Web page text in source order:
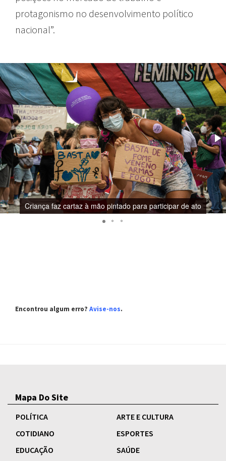
protagonismo no desenvolvimento político
nacional”.
Criança faz cartaz à mão pintado para participar de ato
Encontrou algum erro? Avise-nos.
Mapa Do Site
POLÍTICA
ARTE E CULTURA
COTIDIANO
ESPORTES
EDUCAÇÃO
SAÚDE